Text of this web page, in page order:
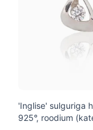
'Inglise' sulguriga
925°, roodium